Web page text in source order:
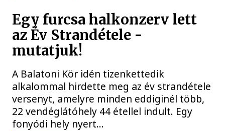
Egy furcsa halkonzerv lett
az Év Strandétele -
mutatjuk!
A Balatoni Kör idén tizenkettedik
alkalommal hirdette meg az év strandétele
versenyt, amelyre minden eddiginél több,
22 vendéglátóhely 44 étellel indult. Egy
fonyódi hely nyert...